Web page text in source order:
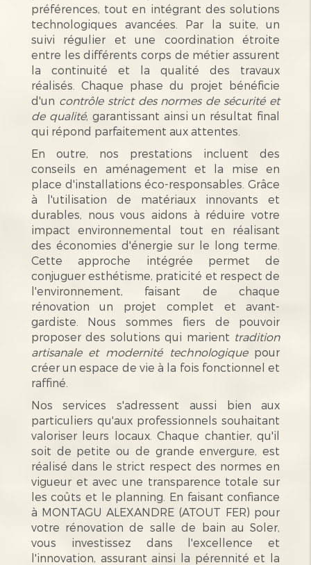
préférences, tout en intégrant des solutions
technologiques avancées. Par la suite, un
suivi régulier et une coordination étroite
entre les différents corps de métier assurent
la continuité et la qualité des travaux
réalisés. Chaque phase du projet bénéficie
d'un contrôle strict des normes de sécurité et
de qualité, garantissant ainsi un résultat final
qui répond parfaitement aux attentes.
En outre, nos prestations incluent des
conseils en aménagement et la mise en
place d'installations éco-responsables. Grâce
à l'utilisation de matériaux innovants et
durables, nous vous aidons à réduire votre
impact environnemental tout en réalisant
des économies d'énergie sur le long terme.
Cette approche intégrée permet de
conjuguer esthétisme, praticité et respect de
l'environnement, faisant de chaque
rénovation un projet complet et avant-
gardiste. Nous sommes fiers de pouvoir
proposer des solutions qui marient tradition
artisanale et modernité technologiquepour
créer un espace de vie à la fois fonctionnel et
raffiné.
Nos services s'adressent aussi bien aux
particuliers qu'aux professionnels souhaitant
valoriser leurs locaux. Chaque chantier, qu'il
soit de petite ou de grande envergure, est
réalisé dans le strict respect des normes en
vigueur et avec une transparence totale sur
les coûts et le planning. En faisant confiance
à MONTAGU ALEXANDRE (ATOUT FER) pour
votre rénovation de salle de bain au Soler,
vous investissez dans l'excellence et
l'innovation, assurant ainsi la pérennité et la